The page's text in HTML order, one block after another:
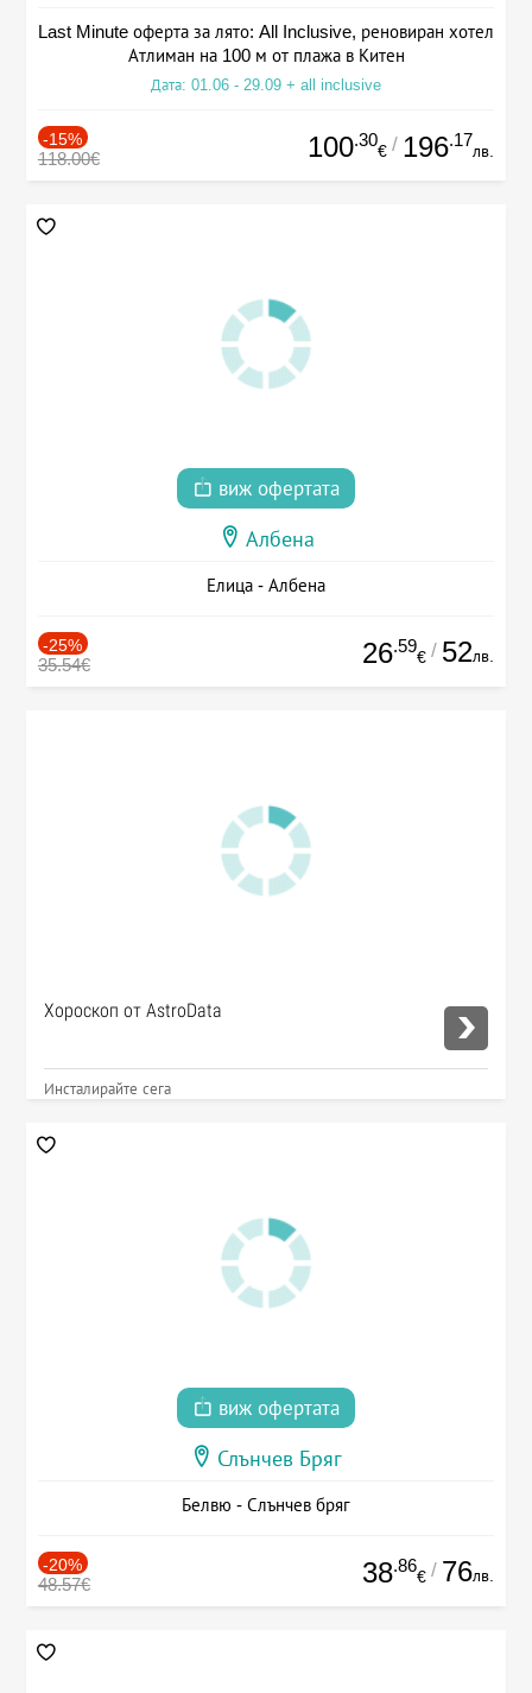
Last Minute оферта за лято: All Inclusive, реновиран хотел
Атлиман на 100 м от плажа в Китен
Дата: 01.06 - 29.09 + all inclusive
-15%
118.00€ 100.30
€ / 196.17
лв.
виж офертата
Албена
Елица - Албена
-25%
35.54€ 26.59
€ / 52лв.
Хороскоп от AstroData
Инсталирайте сега
виж офертата
Слънчев Бряг
Белвю - Слънчев бряг
-20%
48.57€ 38.86
€ / 76лв.